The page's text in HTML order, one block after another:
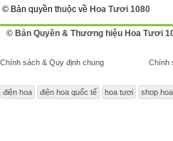
© Bản quyền thuộc về Hoa Tươi 1080
© Bản Quyền & Thương hiệu Hoa Tươi
Chính sách & Quy định chung Chính
điện hoa điện hoa quốc tế hoa tươi shop